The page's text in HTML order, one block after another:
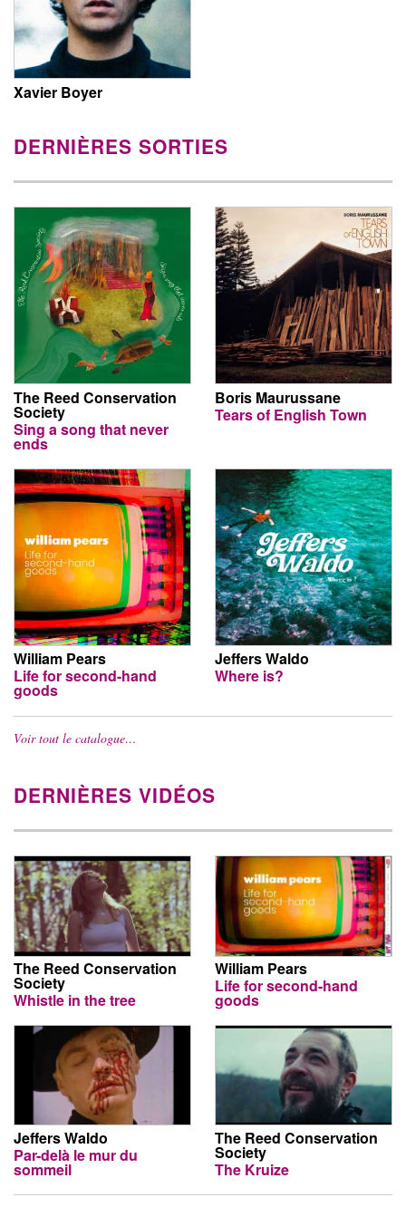
Xavier Boyer
DERNIÈRES SORTIES
The Reed Conservation
Society
Sing a song that never
ends
Boris Maurussane
Tears of English Town
William Pears
Life for second-hand
goods
Jeffers Waldo
Where is?
Voir tout le catalogue…
DERNIÈRES VIDÉOS
The Reed Conservation
Society
Whistle in the tree
William Pears
Life for second-hand
goods
Jeffers Waldo
Par-delà le mur du
sommeil
The Reed Conservation
Society
The Kruize